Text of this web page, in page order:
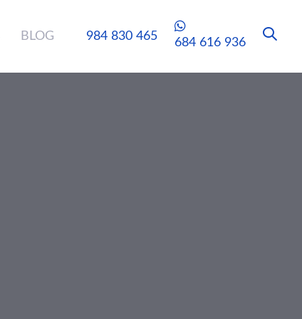
BLOG 984 830 465 684 616 936